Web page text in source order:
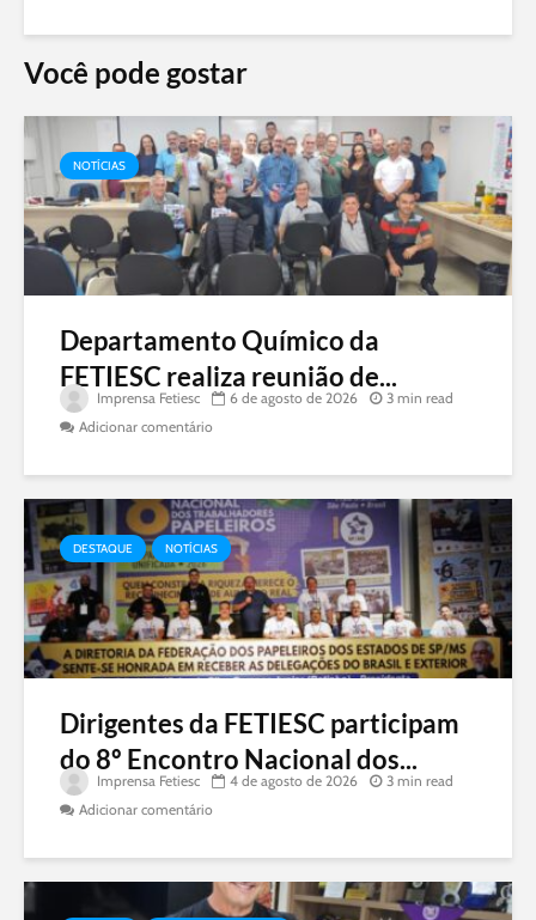
Você pode gostar
NOTÍCIAS
Departamento Químico da
FETIESC realiza reunião de...
Imprensa Fetiesc 6 de agosto de 2026
3 min read
Adicionar comentário
DESTAQUE NOTÍCIAS
Dirigentes da FETIESC participam
do 8º Encontro Nacional dos...
Imprensa Fetiesc 4 de agosto de 2026
3 min read
Adicionar comentário